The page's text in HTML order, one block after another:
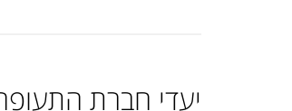
יעדי חברת